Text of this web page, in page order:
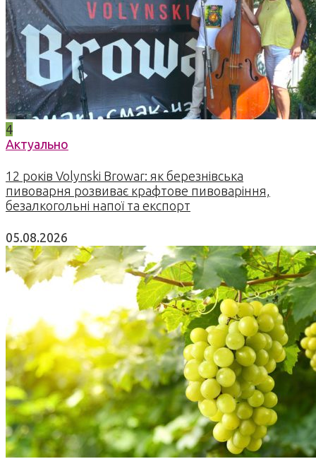
4
Актуально
12 років Volynski Browar: як березнівська
пивоварня розвиває крафтове пивоваріння,
безалкогольні напої та експорт
05.08.2026